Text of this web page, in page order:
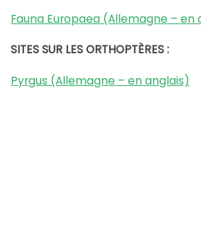
Fauna Europaea (Allemagne – en
SITES SUR LES ORTHOPTÈRES :
Pyrgus (Allemagne – en anglais)